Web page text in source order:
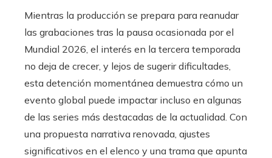
Mientras la producción se prepara para reanudar
las grabaciones tras la pausa ocasionada por el
Mundial 2026, el interés en la tercera temporada
no deja de crecer, y lejos de sugerir dificultades,
esta detención momentánea demuestra cómo un
evento global puede impactar incluso en algunas
de las series más destacadas de la actualidad. Con
una propuesta narrativa renovada, ajustes
significativos en el elenco y una trama que apunta